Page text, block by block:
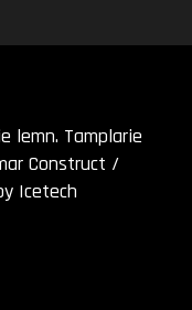
lemn. Tamplarie
Construct /
Icetech